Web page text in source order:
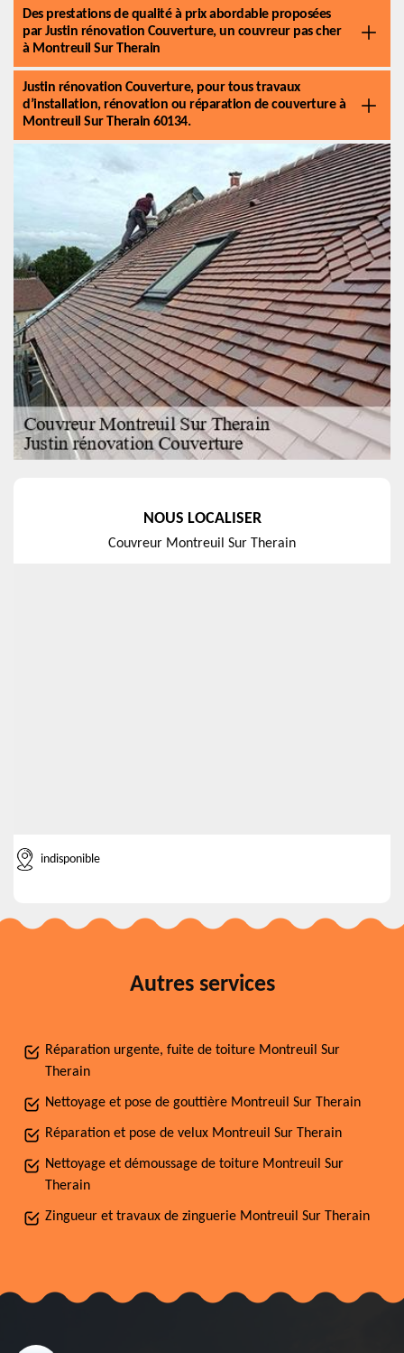
Des prestations de qualité à prix abordable proposées
par Justin rénovation Couverture, un couvreur pas cher
à Montreuil Sur Therain
Justin rénovation Couverture, pour tous travaux
d’installation, rénovation ou réparation de couverture à
Montreuil Sur Therain 60134.
NOUS LOCALISER
Couvreur Montreuil Sur Therain
indisponible
Autres services
Réparation urgente, fuite de toiture Montreuil Sur
Therain
Nettoyage et pose de gouttière Montreuil Sur Therain
Réparation et pose de velux Montreuil Sur Therain
Nettoyage et démoussage de toiture Montreuil Sur
Therain
Zingueur et travaux de zinguerie Montreuil Sur Therain